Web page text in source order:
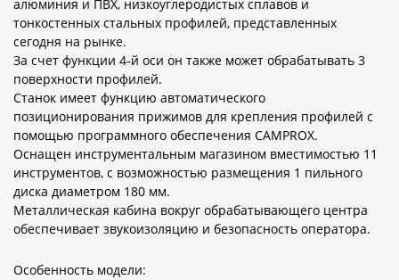
алюминия и ПВХ, низкоуглеродистых сплавов и
тонкостенных стальных профилей, представленных
сегодня на рынке.
За счет функции 4-й оси он также может обрабатывать 3
поверхности профилей.
Станок имеет функцию автоматического
позиционирования прижимов для крепления профилей с
помощью программного обеспечения CAMPROX.
Оснащен инструментальным магазином вместимостью 11
инструментов, с возможностью размещения 1 пильного
диска диаметром 180 мм.
Металлическая кабина вокруг обрабатывающего центра
обеспечивает звукоизоляцию и безопасность оператора.
Особенность модели: